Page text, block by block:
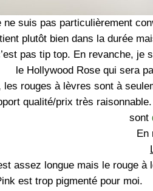
ne suis pas particulièrement
plutôt bien dans la durée
pas tip top. En revanche, je
le Hollywood Rose qui sera
les rouges à lèvres sont à
qualité/prix très
sont
En
assez longue mais le rouge à
est trop pigmenté pour moi.